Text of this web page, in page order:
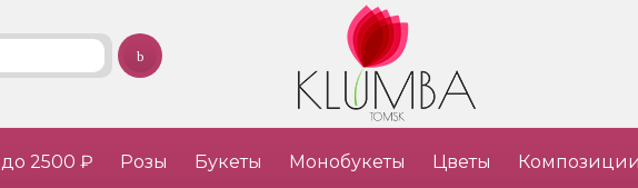
до 2500 ₽ Розы Букеты Монобукеты Цветы